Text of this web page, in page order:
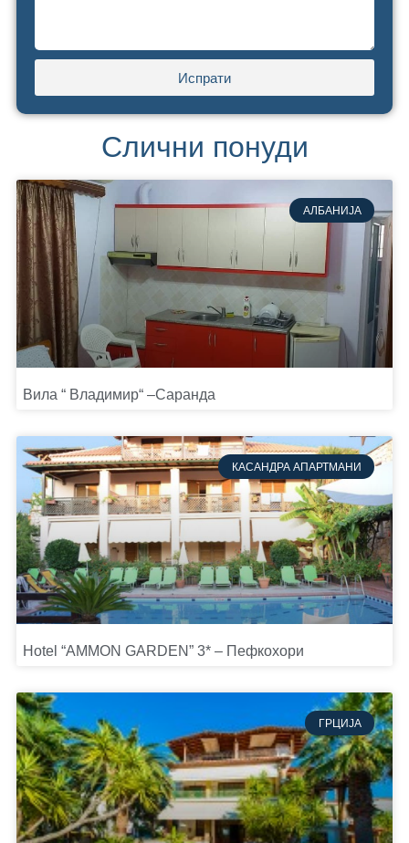
Испрати
Слични понуди
АЛБАНИЈА
Вила “ Владимир“ –Саранда
КАСАНДРА АПАРТМАНИ
Hotel “AMMON GARDEN” 3* – Пефкохори
ГРЦИЈА